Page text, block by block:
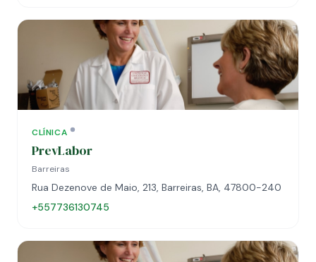
CLÍNICA
PrevLabor
Barreiras
Rua Dezenove de Maio, 213, Barreiras, BA, 47800-240
+557736130745